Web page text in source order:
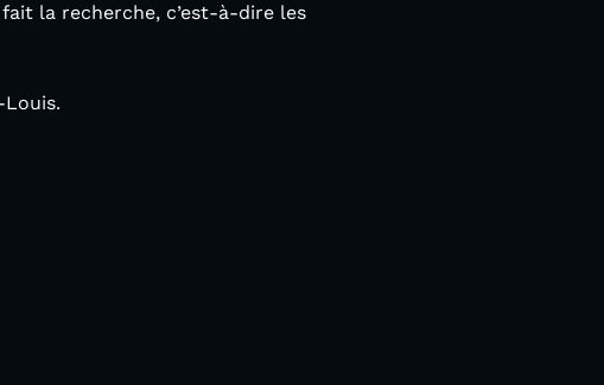
la recherche, c’est-à-dire les